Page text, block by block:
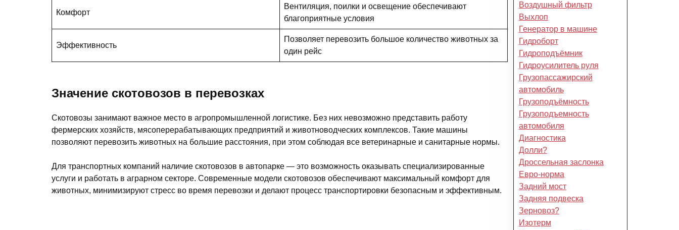
Комфорт
Вентиляция, поилки и освещение обеспечивают
благоприятные условия
Эффективность
Позволяет перевозить большое количество животных за
один рейс
Значение скотовозов в перевозках
Скотовозы занимают важное место в агропромышленной логистике. Без них невозможно представить работу
фермерских хозяйств, мясоперерабатывающих предприятий и животноводческих комплексов. Такие машины
позволяют перевозить животных на большие расстояния, при этом соблюдая все ветеринарные и санитарные нормы.
Для транспортных компаний наличие скотовозов в автопарке — это возможность оказывать специализированные
услуги и работать в аграрном секторе. Современные модели скотовозов обеспечивают максимальный комфорт для
животных, минимизируют стресс во время перевозки и делают процесс транспортировки безопасным и эффективным.
Воздушный фильтр
Выхлоп
Генератор в машине
Гидроборт
Гидроподъёмник
Гидроусилитель руля
Грузопассажирский
автомобиль
Грузоподъёмность
Грузоподъемность
автомобиля
Диагностика
Долли?
Дроссельная заслонка
Евро-норма
Задний мост
Задняя подвеска
Зерновоз?
Изотерм